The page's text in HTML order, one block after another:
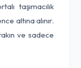
taşımacılık
altına alınır.
ve sadece